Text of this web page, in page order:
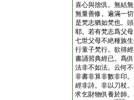
喜心與捨倶。無結
無量善修。遍滿一
是梵志猶如梵也。
耶。若有梵志爲父
七世父母不絶種族
行童子梵行。欲得
書誦習典經已。爲
法非不如法。云何
非書非算非數非印
經非詩。非以刀杖
求乞財物供養於師